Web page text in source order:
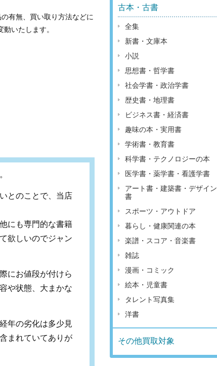
有無、買い取り方法などに
動いたします。
とのことで、当店
にも専門的な書籍
欲しいのでジャン
にお値段が付けら
や状態、大まかな
年の劣化は多少見
まれていてありが
古本・古書
全集
新書・文庫本
小説
思想書・哲学書
社会学書・政治学書
歴史書・地理書
ビジネス書・経済書
趣味の本・実用書
学術書・教育書
科学書・テクノロジーの本
医学書・薬学書・看護学書
アート書・建築書・デザイン
書
スポーツ・アウトドア
暮らし・健康関連の本
楽譜・スコア・音楽書
雑誌
漫画・コミック
絵本・児童書
タレント写真集
洋書
その他買取対象